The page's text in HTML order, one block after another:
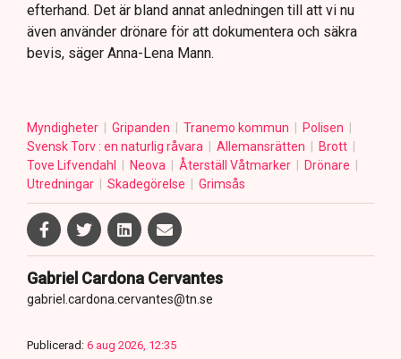
efterhand. Det är bland annat anledningen till att vi nu
även använder drönare för att dokumentera och säkra
bevis, säger Anna-Lena Mann.
Myndigheter Gripanden Tranemo kommun
Polisen
Svensk Torv : en naturlig råvara
Allemansrätten
Brott
Tove Lifvendahl
Neova Återställ Våtmarker
Drönare
Utredningar
Skadegörelse Grimsås
Gabriel Cardona Cervantes
gabriel.cardona.cervantes@tn.se
Publicerad: 6 aug 2026, 12:35